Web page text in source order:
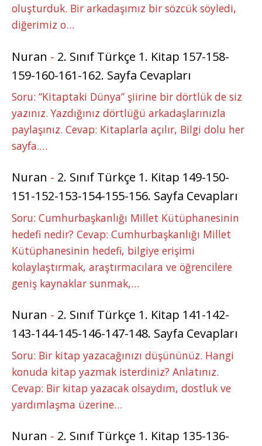
oluşturduk. Bir arkadaşımız bir sözcük söyledi,
diğerimiz o…
Nuran - 2. Sınıf Türkçe 1. Kitap 157-158-
159-160-161-162. Sayfa Cevapları
Soru: “Kitaptaki Dünya” şiirine bir dörtlük de siz
yazınız. Yazdığınız dörtlüğü arkadaşlarınızla
paylaşınız. Cevap: Kitaplarla açılır, Bilgi dolu her
sayfa.…
Nuran - 2. Sınıf Türkçe 1. Kitap 149-150-
151-152-153-154-155-156. Sayfa Cevapları
Soru: Cumhurbaşkanlığı Millet Kütüphanesinin
hedefi nedir? Cevap: Cumhurbaşkanlığı Millet
Kütüphanesinin hedefi, bilgiye erişimi
kolaylaştırmak, araştırmacılara ve öğrencilere
geniş kaynaklar sunmak,…
Nuran - 2. Sınıf Türkçe 1. Kitap 141-142-
143-144-145-146-147-148. Sayfa Cevapları
Soru: Bir kitap yazacağınızı düşününüz. Hangi
konuda kitap yazmak isterdiniz? Anlatınız.
Cevap: Bir kitap yazacak olsaydım, dostluk ve
yardımlaşma üzerine…
Nuran - 2. Sınıf Türkçe 1. Kitap 135-136-